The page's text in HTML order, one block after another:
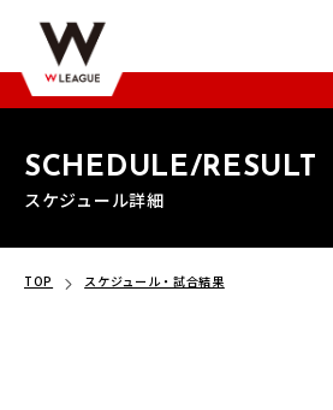
SCHEDULE/RESULT
スケジュール詳細
TOP スケジュール・試合結果